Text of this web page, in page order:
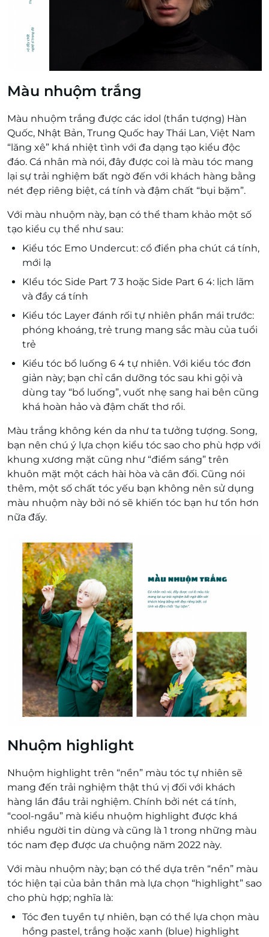
Màu nhuộm trắng
Màu nhuộm trắng được các idol (thần tượng) Hàn
Quốc, Nhật Bản, Trung Quốc hay Thái Lan, Việt Nam
“lăng xê” khá nhiệt tình với đa dạng tạo kiểu độc
đáo. Cá nhân mà nói, đây được coi là màu tóc mang
lại sự trải nghiệm bất ngờ đến với khách hàng bằng
nét đẹp riêng biệt, cá tính và đậm chất “bụi bặm”.
Với màu nhuộm này, bạn có thể tham khảo một số
tạo kiểu cụ thể như sau:
Kiểu tóc Emo Undercut: cổ điển pha chút cá tính,
mới lạ
KIểu tóc Side Part 7 3 hoặc Side Part 6 4: lịch lãm
và đầy cá tính
Kiểu tóc Layer đánh rối tự nhiên phần mái trước:
phóng khoáng, trẻ trung mang sắc màu của tuổi
trẻ
Kiểu tóc bổ luống 6 4 tự nhiên. Với kiểu tóc đơn
giản này; bạn chỉ cần dưỡng tóc sau khi gội và
dùng tay “bổ luống”, vuốt nhẹ sang hai bên cũng
khá hoàn hảo và đậm chất thơ rồi.
Màu trắng không kén da như ta tưởng tượng. Song,
bạn nên chú ý lựa chọn kiểu tóc sao cho phù hợp với
khung xương mặt cũng như “điểm sáng” trên
khuôn mặt một cách hài hòa và cân đối. Cũng nói
thêm, một số chất tóc yếu bạn không nên sử dụng
màu nhuộm này bởi nó sẽ khiến tóc bạn hư tổn hơn
nữa đấy.
Nhuộm highlight
Nhuộm highlight trên “nền” màu tóc tự nhiên sẽ
mang đến trải nghiệm thật thú vị đối với khách
hàng lần đầu trải nghiệm. Chính bởi nét cá tính,
“cool-ngầu” mà kiểu nhuộm highlight được khá
nhiều người tin dùng và cũng là 1 trong những màu
tóc nam đẹp được ưa chuộng năm 2022 này.
Với màu nhuộm này; bạn có thể dựa trên “nền” màu
tóc hiện tại của bản thân mà lựa chọn “highlight” sao
cho phù hợp; nghĩa là:
Tóc đen tuyền tự nhiên, bạn có thể lựa chọn màu
hồng pastel, trắng hoặc xanh (blue) highlight